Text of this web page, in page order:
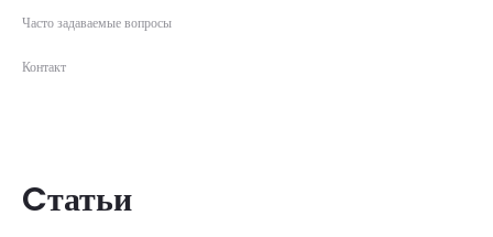
Часто задаваемые вопросы
Контакт
Cтатьи